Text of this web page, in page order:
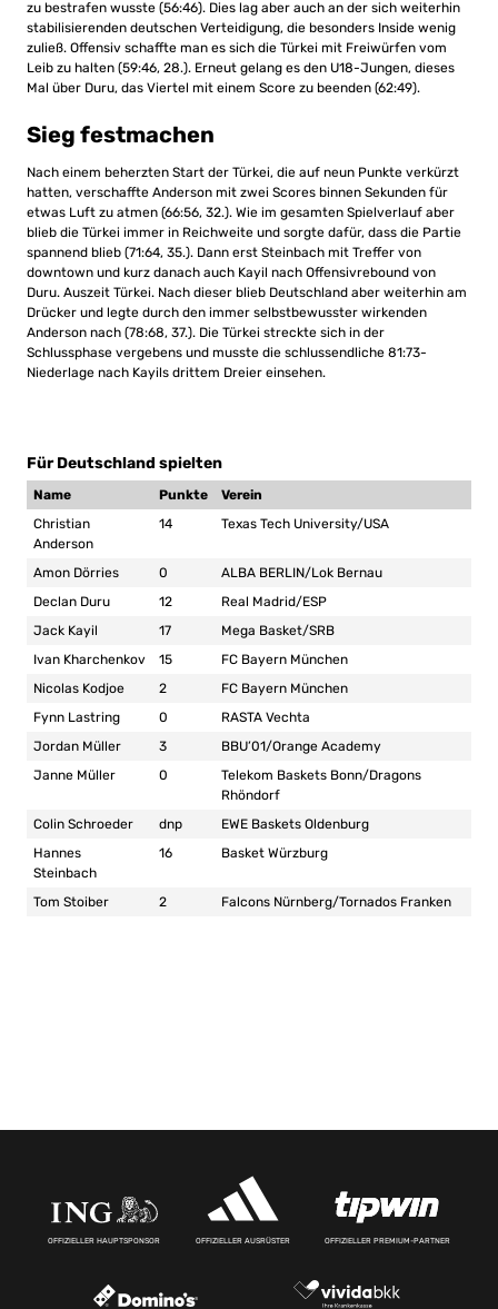
zu bestrafen wusste (56:46). Dies lag aber auch an der sich weiterhin
stabilisierenden deutschen Verteidigung, die besonders Inside wenig
zuließ. Offensiv schaffte man es sich die Türkei mit Freiwürfen vom
Leib zu halten (59:46, 28.). Erneut gelang es den U18-Jungen, dieses
Mal über Duru, das Viertel mit einem Score zu beenden (62:49).
Sieg festmachen
Nach einem beherzten Start der Türkei, die auf neun Punkte verkürzt
hatten, verschaffte Anderson mit zwei Scores binnen Sekunden für
etwas Luft zu atmen (66:56, 32.). Wie im gesamten Spielverlauf aber
blieb die Türkei immer in Reichweite und sorgte dafür, dass die Partie
spannend blieb (71:64, 35.). Dann erst Steinbach mit Treffer von
downtown und kurz danach auch Kayil nach Offensivrebound von
Duru. Auszeit Türkei. Nach dieser blieb Deutschland aber weiterhin am
Drücker und legte durch den immer selbstbewusster wirkenden
Anderson nach (78:68, 37.). Die Türkei streckte sich in der
Schlussphase vergebens und musste die schlussendliche 81:73-
Niederlage nach Kayils drittem Dreier einsehen.
Für Deutschland spielten
Name Punkte
Verein
Christian
Anderson
14 Texas Tech University/USA
Amon Dörries 0
ALBA BERLIN/Lok Bernau
Declan Duru
12
Real Madrid/ESP
Jack Kayil
17
Mega Basket/SRB
Ivan Kharchenkov
15
FC Bayern München
Nicolas Kodjoe
2
FC Bayern München
Fynn Lastring
0
RASTA Vechta
Jordan Müller
3
BBU’01/Orange Academy
Janne Müller
0
Telekom Baskets Bonn/Dragons
Rhöndorf
Colin Schroeder
dnp
EWE Baskets Oldenburg
Hannes
Steinbach
16 Basket Würzburg
Tom Stoiber 2 Falcons Nürnberg/Tornados Franken
OFFIZIELLER HAUPTSPONSOR OFFIZIELLER AUSRÜSTER OFFIZIELLER PREMIUM-PARTNER